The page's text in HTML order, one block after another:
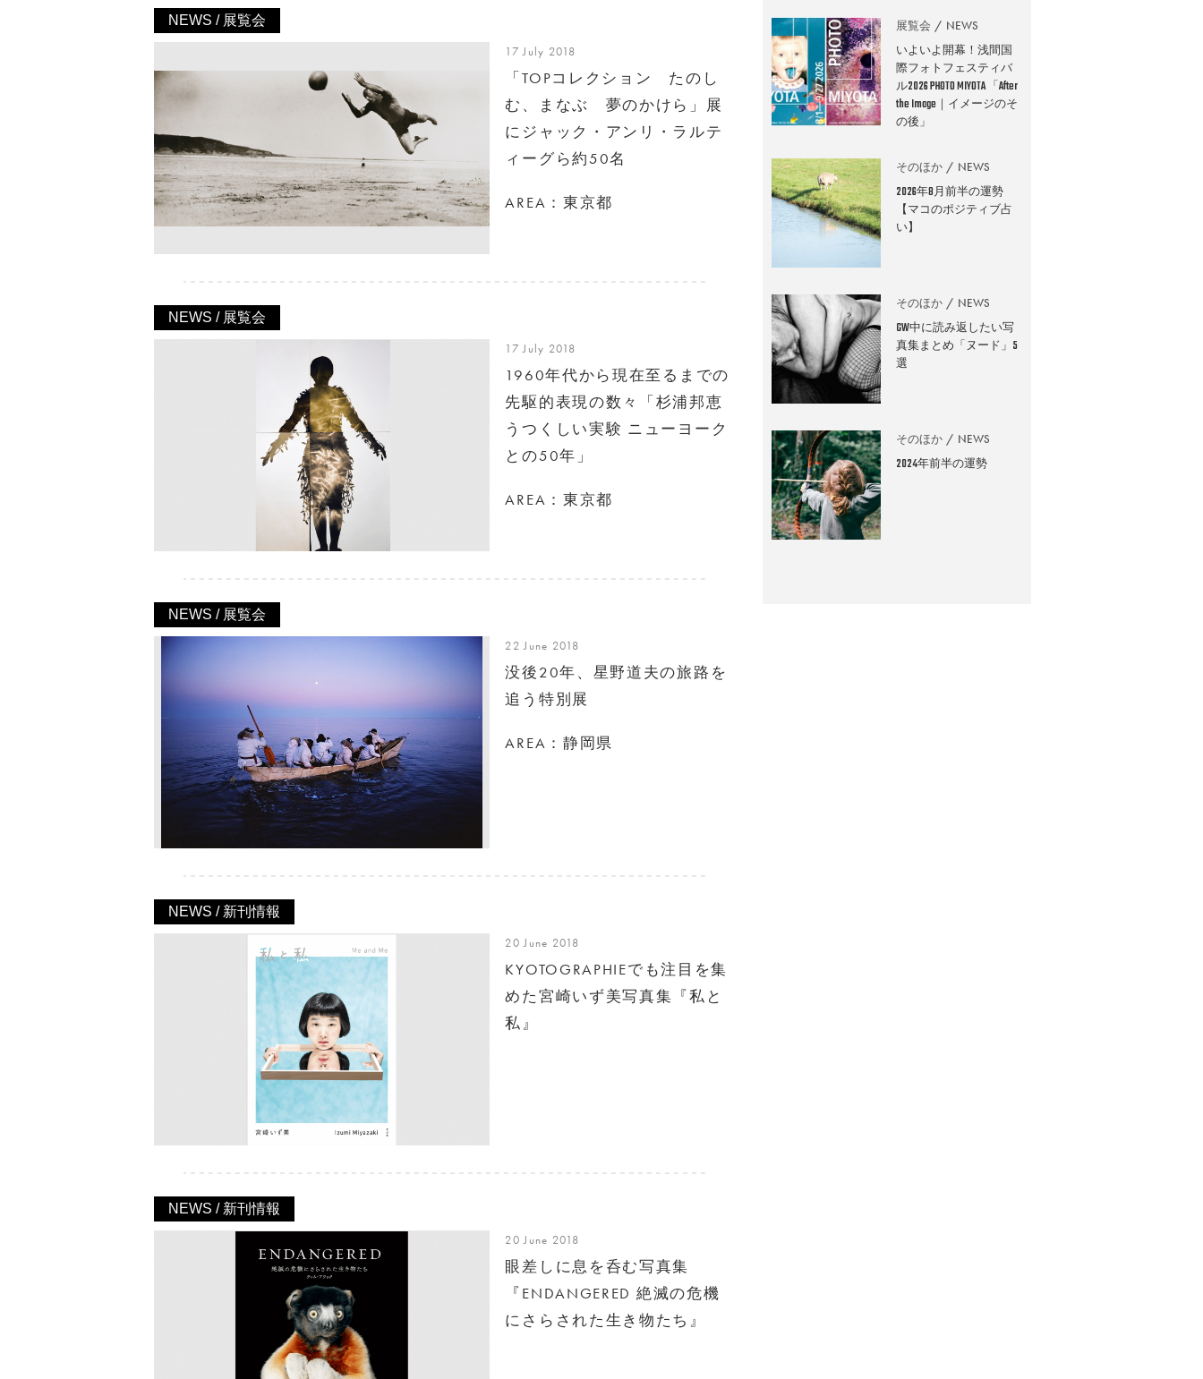
NEWS / 展覧会
17 July 2018
「TOPコレクション たのし
む、まなぶ 夢のかけら」展
にジャック・アンリ・ラルテ
ィーグら約50名
AREA：東京都
NEWS / 展覧会
17 July 2018
1960年代から現在至るまでの
先駆的表現の数々「杉浦邦恵
うつくしい実験 ニューヨーク
との50年」
AREA：東京都
NEWS / 展覧会
22 June 2018
没後20年、星野道夫の旅路を
追う特別展
AREA：静岡県
NEWS / 新刊情報
20 June 2018
KYOTOGRAPHIEでも注目を集
めた宮崎いず美写真集『私と
私』
NEWS / 新刊情報
20 June 2018
眼差しに息を呑む写真集
『ENDANGERED 絶滅の危機
にさらされた生き物たち』
展覧会 NEWS
いよいよ開幕！浅間国
際フォトフェスティバ
ル2026 PHOTO MIYOTA 「After
the Image｜イメージのそ
の後」
そのほか NEWS
2026年8月前半の運勢
【マコのポジティブ占
い】
そのほか NEWS
GW中に読み返したい写
真集まとめ「ヌード」5
選
そのほか NEWS
2024年前半の運勢